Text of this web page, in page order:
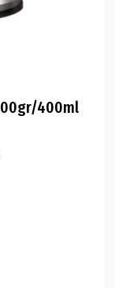
400ml